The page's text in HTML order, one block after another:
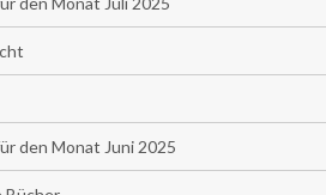
den Monat Juni 2025